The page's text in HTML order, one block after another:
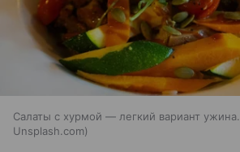
Салаты с хурмой — легкий вариант ужина.
Unsplash.com